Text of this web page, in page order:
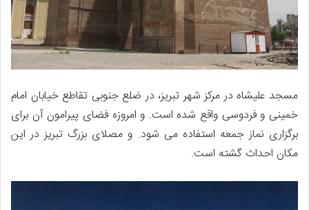
مسجد علیشاه در مرکز شهر تبریز، در ضلع جنوبی تقاطع خیابان امام
خمینی و فردوسی واقع شده است. و امروزه فضای پیرامون آن برای
برگزاری نماز جمعه استفاده می شود. و مصلای بزرگ تبریز در این
مکان احداث گشته است.